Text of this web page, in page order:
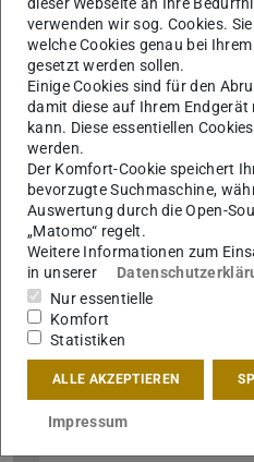
Arbeits- und
Institute
Studium
Übersicht
Kontakt
News
Aktuelles
Archiv
Infos & Formulare zu
International
verwenden wir sog. Cookies.
welche Cookies genau bei
gesetzt werden sollen.
Einige Cookies sind für den
damit diese auf Ihrem
kann. Diese essentiellen
werden.
Der Komfort-Cookie speichert
bevorzugte Suchmaschine,
Auswertung durch die Open-
„Matomo“ regelt.
Weitere Informationen zum
in unserer
Nur essentielle
Komfort
Statistiken
ALLE AKZEPTIEREN
Impressum